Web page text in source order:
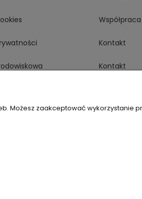
Kontakt
Kontakt
Możesz zaakceptować wykorzystanie